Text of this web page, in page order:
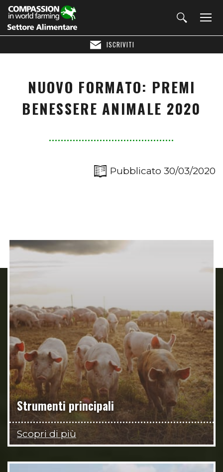
ISCRIVITI
NUOVO FORMATO: PREMI
BENESSERE ANIMALE 2020
Pubblicato 30/03/2020
Strumenti principali
Scopri di più